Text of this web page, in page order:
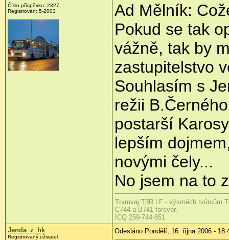
Číslo příspěvku: 2327
Registrován: 5-2003
Ad Mělník:
Pokud se tak
vážně, tak by
zastupitelstvo
Souhlasím s
režii
postarší
lepším
novými čely...
No jsem na to
Tramvaj T3R.LF - výsměch tvůrcům
C744 a B741 forever.
ICQ 259-744-651
Jenda_z_hk
Registrovaný uživatel
Odesláno Pondělí, 16. října 2006 -